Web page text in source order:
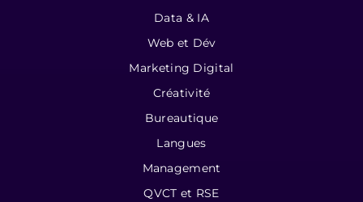
Data & IA
Web et Dév
Marketing Digital
Créativité
Bureautique
Langues
Management
QVCT et RSE